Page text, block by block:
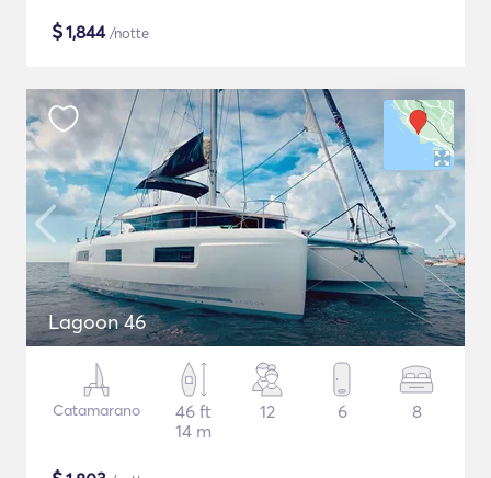
$1,844/notte
Lagoon 46
Catamarano
46 ft
14 m
12 6 8